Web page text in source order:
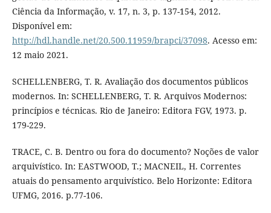
Ciência da Informação, v. 17, n. 3, p. 137-154, 2012.
Disponível em:
http://hdl.handle.net/20.500.11959/brapci/37098. Acesso em:
12 maio 2021.
SCHELLENBERG, T. R. Avaliação dos documentos públicos
modernos. In: SCHELLENBERG, T. R. Arquivos Modernos:
princípios e técnicas. Rio de Janeiro: Editora FGV, 1973. p.
179-229.
TRACE, C. B. Dentro ou fora do documento? Noções de valor
arquivístico. In: EASTWOOD, T.; MACNEIL, H. Correntes
atuais do pensamento arquivístico. Belo Horizonte: Editora
UFMG, 2016. p.77-106.